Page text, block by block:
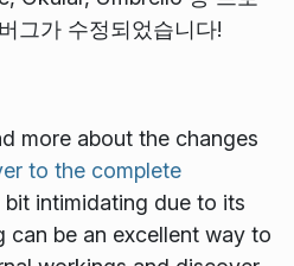
그가 수정되었습니다!
more about the changes
to the complete
bit intimidating due to its
can be an excellent way to